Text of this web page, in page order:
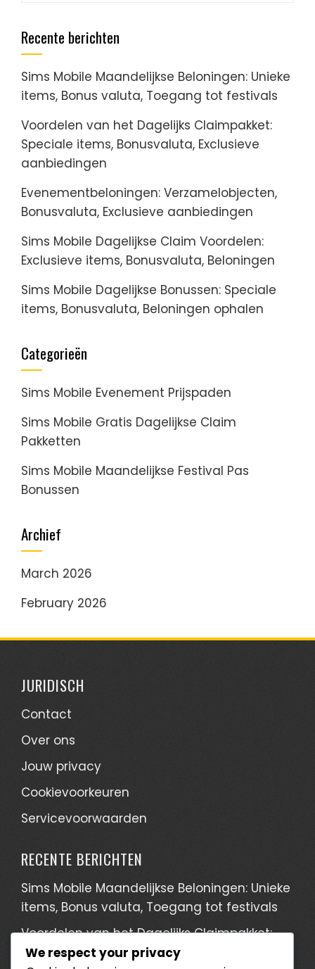
Recente berichten
Sims Mobile Maandelijkse Beloningen: Unieke
items, Bonus valuta, Toegang tot festivals
Voordelen van het Dagelijks Claimpakket:
Speciale items, Bonusvaluta, Exclusieve
aanbiedingen
Evenementbeloningen: Verzamelobjecten,
Bonusvaluta, Exclusieve aanbiedingen
Sims Mobile Dagelijkse Claim Voordelen:
Exclusieve items, Bonusvaluta, Beloningen
Sims Mobile Dagelijkse Bonussen: Speciale
items, Bonusvaluta, Beloningen ophalen
Categorieën
Sims Mobile Evenement Prijspaden
Sims Mobile Gratis Dagelijkse Claim
Pakketten
Sims Mobile Maandelijkse Festival Pas
Bonussen
Archief
March 2026
February 2026
JURIDISCH
Contact
Over ons
Jouw privacy
Cookievoorkeuren
Servicevoorwaarden
RECENTE BERICHTEN
Sims Mobile Maandelijkse Beloningen: Unieke
items, Bonus valuta, Toegang tot festivals
Voordelen van het Dagelijks Claimpakket:
Speciale items, Bonusvaluta, Exclusieve
We respect your privacy